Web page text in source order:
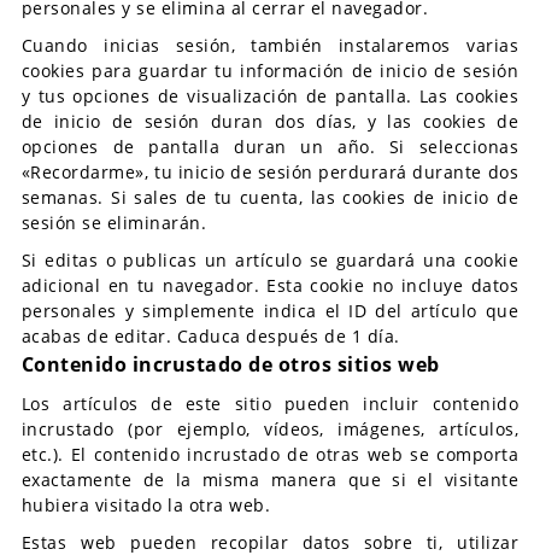
personales y se elimina al cerrar el navegador.
Cuando inicias sesión, también instalaremos varias
cookies para guardar tu información de inicio de sesión
y tus opciones de visualización de pantalla. Las cookies
de inicio de sesión duran dos días, y las cookies de
opciones de pantalla duran un año. Si seleccionas
«Recordarme», tu inicio de sesión perdurará durante dos
semanas. Si sales de tu cuenta, las cookies de inicio de
sesión se eliminarán.
Si editas o publicas un artículo se guardará una cookie
adicional en tu navegador. Esta cookie no incluye datos
personales y simplemente indica el ID del artículo que
acabas de editar. Caduca después de 1 día.
Contenido incrustado de otros sitios web
Los artículos de este sitio pueden incluir contenido
incrustado (por ejemplo, vídeos, imágenes, artículos,
etc.). El contenido incrustado de otras web se comporta
exactamente de la misma manera que si el visitante
hubiera visitado la otra web.
Estas web pueden recopilar datos sobre ti, utilizar